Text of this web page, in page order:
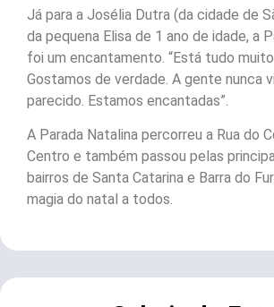
Já para a Josélia Dutra (da cidade de
da pequena Elisa de 1 ano de idade, a
foi um encantamento. “Está tudo
Gostamos de verdade. A gente nunca
parecido. Estamos encantadas”.
A Parada Natalina percorreu a Rua do
Centro e também passou pelas
bairros de Santa Catarina e Barra do
magia do natal a todos.